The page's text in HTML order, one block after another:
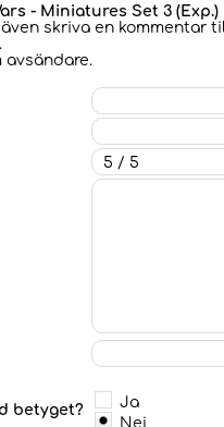
- Miniatures Set 3 (Exp.)
skriva en kommentar
avsändare.
betyget?
Ja
Nej